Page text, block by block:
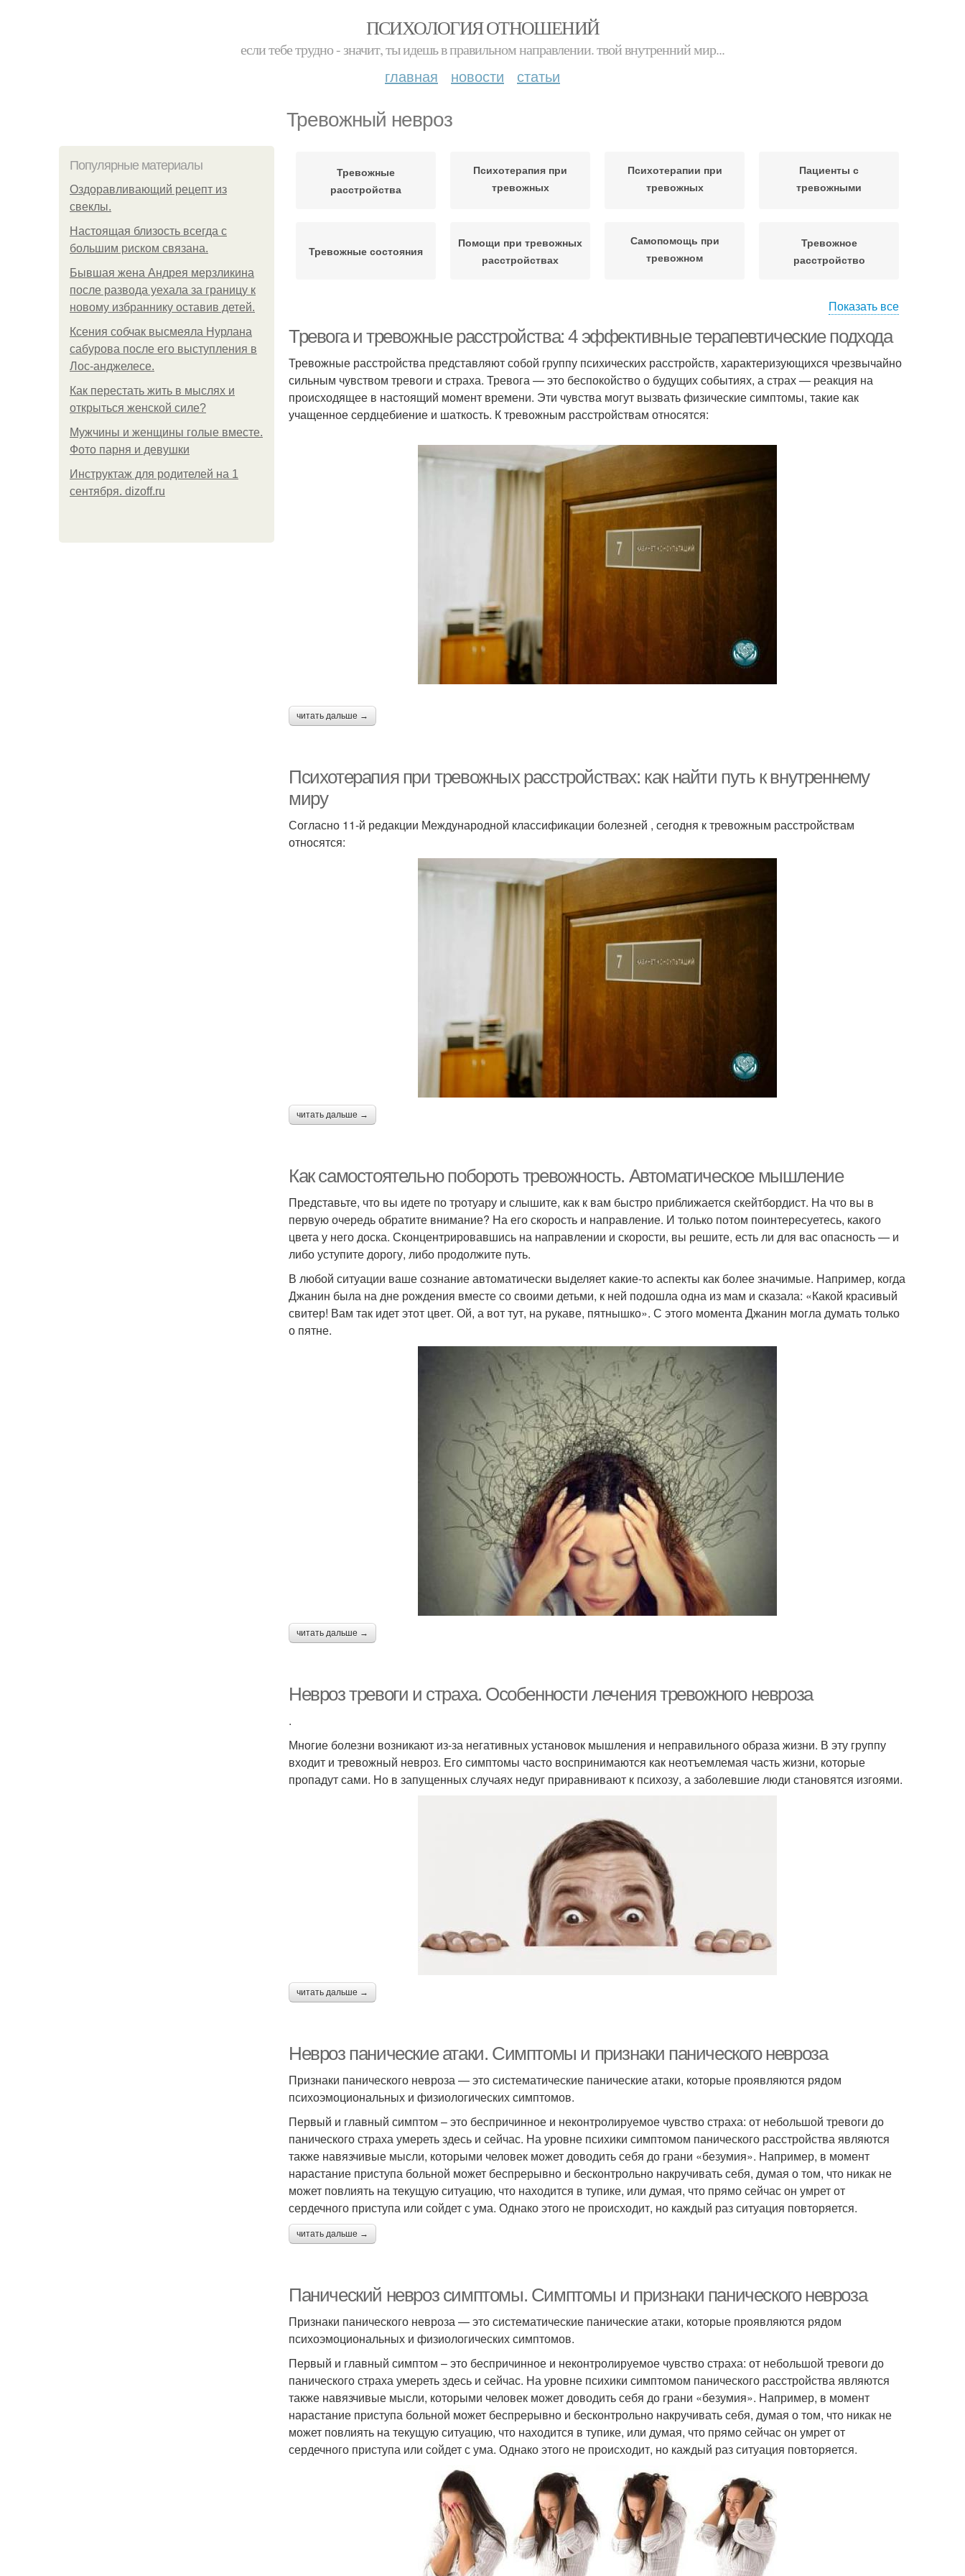
ПСИХОЛОГИЯ ОТНОШЕНИЙ
если тебе трудно - значит, ты идешь в правильном направлении. твой внутренний мир...
главная новости статьи
Тревожный невроз
Популярные материалы
Оздоравливающий рецепт из
свеклы.
Hacтоящая близость всегда с
большим риском связана.
Бывшая жена Андрея мерзликина
после развода уехала за границу к
новому избраннику оставив детей.
Ксения собчак высмеяла Нурлана
сабурова после его выступления в
Лос-анджелесе.
Как перестать жить в мыслях и
открыться женской силе?
Мужчины и женщины голые вместе.
Фото парня и девушки
Инструктаж для родителей на 1
сентября. dizoff.ru
Тревожные
расстройства
Психотерапия при
тревожных
Психотерапии при
тревожных
Пациенты с
тревожными
Тревожные состояния
Помощи при тревожных
расстройствах
Самопомощь при
тревожном
Тревожное
расстройство
Показать все
Тревога и тревожные расстройства: 4 эффективные терапевтические подхода
Тревожные расстройства представляют собой группу психических расстройств, характеризующихся чрезвычайно
сильным чувством тревоги и страха. Тревога — это беспокойство о будущих событиях, а страх — реакция на
происходящее в настоящий момент времени. Эти чувства могут вызвать физические симптомы, такие как
учащенное сердцебиение и шаткость. К тревожным расстройствам относятся:
читать дальше →
Психотерапия при тревожных расстройствах: как найти путь к внутреннему
миру
Согласно 11-й редакции Международной классификации болезней , сегодня к тревожным расстройствам
относятся:
читать дальше →
Как самостоятельно побороть тревожность. Автоматическое мышление
Представьте, что вы идете по тротуару и слышите, как к вам быстро приближается скейтбордист. На что вы в
первую очередь обратите внимание? На его скорость и направление. И только потом поинтересуетесь, какого
цвета у него доска. Сконцентрировавшись на направлении и скорости, вы решите, есть ли для вас опасность — и
либо уступите дорогу, либо продолжите путь.
В любой ситуации ваше сознание автоматически выделяет какие-то аспекты как более значимые. Например, когда
Джанин была на дне рождения вместе со своими детьми, к ней подошла одна из мам и сказала: «Какой красивый
свитер! Вам так идет этот цвет. Ой, а вот тут, на рукаве, пятнышко». С этого момента Джанин могла думать только
о пятне.
читать дальше →
Невроз тревоги и страха. Особенности лечения тревожного невроза
.
Многие болезни возникают из-за негативных установок мышления и неправильного образа жизни. В эту группу
входит и тревожный невроз. Его симптомы часто воспринимаются как неотъемлемая часть жизни, которые
пропадут сами. Но в запущенных случаях недуг приравнивают к психозу, а заболевшие люди становятся изгоями.
читать дальше →
Невроз панические атаки. Симптомы и признаки панического невроза
Признаки панического невроза — это систематические панические атаки, которые проявляются рядом
психоэмоциональных и физиологических симптомов.
Первый и главный симптом – это беспричинное и неконтролируемое чувство страха: от небольшой тревоги до
панического страха умереть здесь и сейчас. На уровне психики симптомом панического расстройства являются
также навязчивые мысли, которыми человек может доводить себя до грани «безумия». Например, в момент
нарастание приступа больной может беспрерывно и бесконтрольно накручивать себя, думая о том, что никак не
может повлиять на текущую ситуацию, что находится в тупике, или думая, что прямо сейчас он умрет от
сердечного приступа или сойдет с ума. Однако этого не происходит, но каждый раз ситуация повторяется.
читать дальше →
Панический невроз симптомы. Симптомы и признаки панического невроза
Признаки панического невроза — это систематические панические атаки, которые проявляются рядом
психоэмоциональных и физиологических симптомов.
Первый и главный симптом – это беспричинное и неконтролируемое чувство страха: от небольшой тревоги до
панического страха умереть здесь и сейчас. На уровне психики симптомом панического расстройства являются
также навязчивые мысли, которыми человек может доводить себя до грани «безумия». Например, в момент
нарастание приступа больной может беспрерывно и бесконтрольно накручивать себя, думая о том, что никак не
может повлиять на текущую ситуацию, что находится в тупике, или думая, что прямо сейчас он умрет от
сердечного приступа или сойдет с ума. Однако этого не происходит, но каждый раз ситуация повторяется.